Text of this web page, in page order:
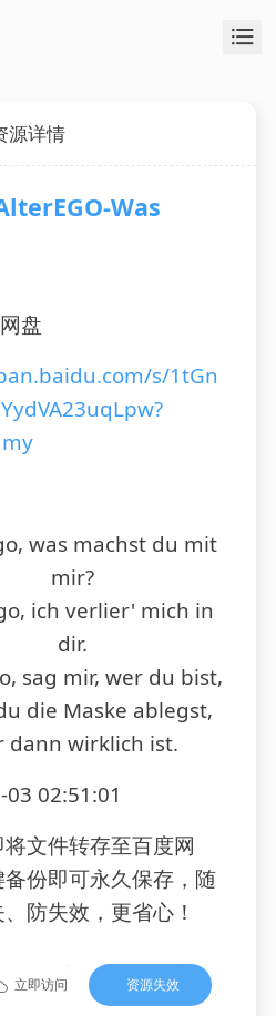
源详情
Was
盘
s/1tGn
was machst du mit
mir?
ich verlier' mich in
dir.
sag mir, wer du bist,
die Maske ablegst,
dann wirklich ist.
02:51:01
文件转存至百度网
份即可永久保存，随
防失效，更省心！
立即访问 资源失效